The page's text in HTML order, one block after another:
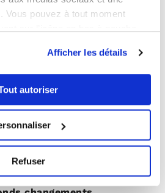
Vous pouvez à tout moment
Afficher les détails
autoriser
Refuser
le marché immobilier se
nécessitent une analyse
veille constante pour
en pleine mutation.
du DPE sur
est indéniable et ouvre